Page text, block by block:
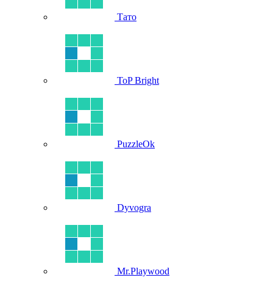
Тато
ToP Bright
PuzzleOk
Dyvogra
Mr.Playwood